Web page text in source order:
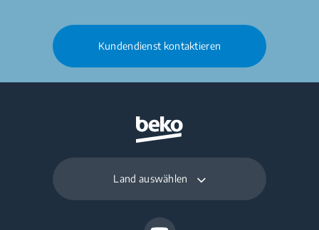
Kundendienst kontaktieren
Land auswählen